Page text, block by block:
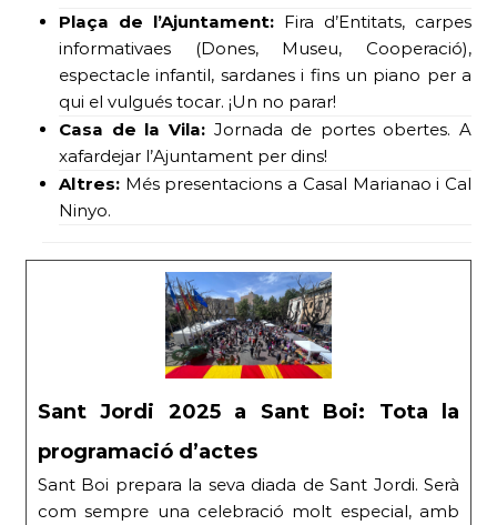
Plaça de l’Ajuntament: Fira d’Entitats, carpes
informativaes (Dones, Museu, Cooperació),
espectacle infantil, sardanes i fins un piano per a
qui el vulgués tocar. ¡Un no parar!
Casa de la Vila:Jornada de portes obertes. A
xafardejar l’Ajuntament per dins!
Altres: Més presentacions a Casal Marianao i Cal
Ninyo.
Sant Jordi 2025 a Sant Boi: Tota la
programació d’actes
Sant Boi prepara la seva diada de Sant Jordi. Serà
com sempre una celebració molt especial, amb